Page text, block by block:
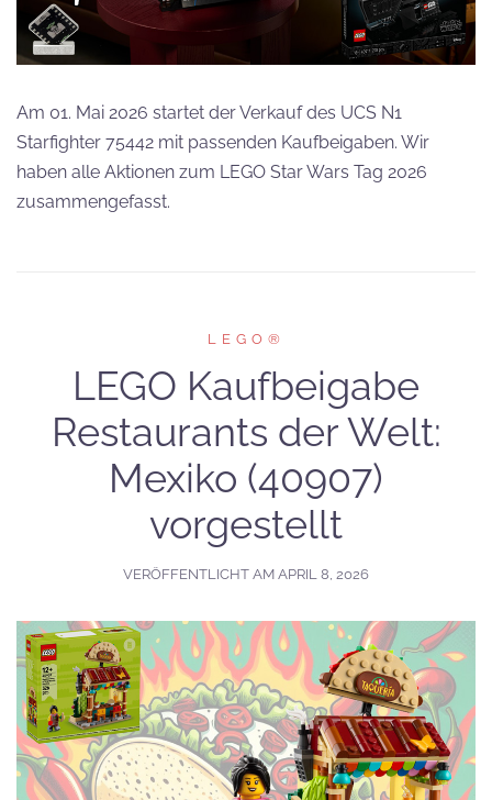
Am 01. Mai 2026 startet der Verkauf des UCS N1
Starfighter 75442 mit passenden Kaufbeigaben. Wir
haben alle Aktionen zum LEGO Star Wars Tag 2026
zusammengefasst.
LEGO®
LEGO Kaufbeigabe
Restaurants der Welt:
Mexiko (40907)
vorgestellt
VERÖFFENTLICHT AM APRIL 8, 2026